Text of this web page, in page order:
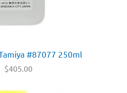
#87077 250ml
$405.00